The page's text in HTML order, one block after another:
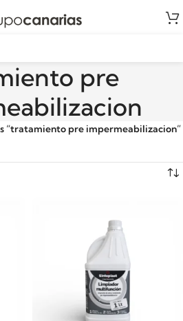
pre
“tratamiento pre impermeabilizacion”